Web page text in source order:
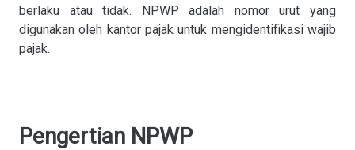
berlaku atau tidak. NPWP adalah nomor urut yang
digunakan oleh kantor pajak untuk mengidentifikasi wajib
pajak.
Pengertian NPWP